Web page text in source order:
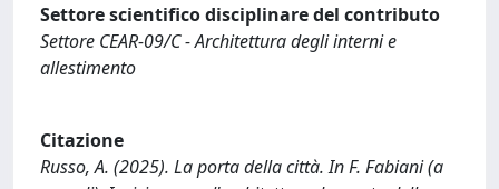
Settore scientifico disciplinare del contributo
Settore CEAR-09/C - Architettura degli interni e
allestimento
Citazione
Russo, A. (2025). La porta della città. In F. Fabiani (a